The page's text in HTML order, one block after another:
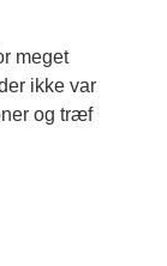
meget
ikke var
og træf